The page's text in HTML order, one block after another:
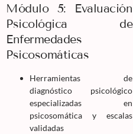
Módulo 5: Evaluación
Psicológica de
Enfermedades
Psicosomáticas
Herramientas de
diagnóstico psicológico
especializadas en
psicosomática y escalas
validadas